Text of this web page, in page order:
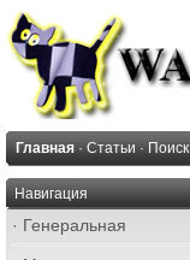
Главная · Статьи · Поиск
Навигация
· Генеральная